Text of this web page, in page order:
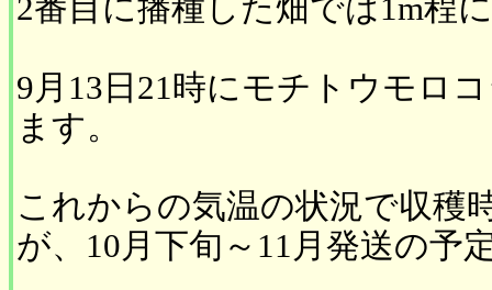
2番目に播種した畑では1m程
9月13日21時にモチトウモロ
ます。
これからの気温の状況で収穫
が、10月下旬～11月発送の予